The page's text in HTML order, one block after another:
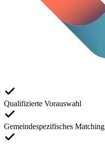
Qualifizierte Vorauswahl
Gemeindespezifisches Matching